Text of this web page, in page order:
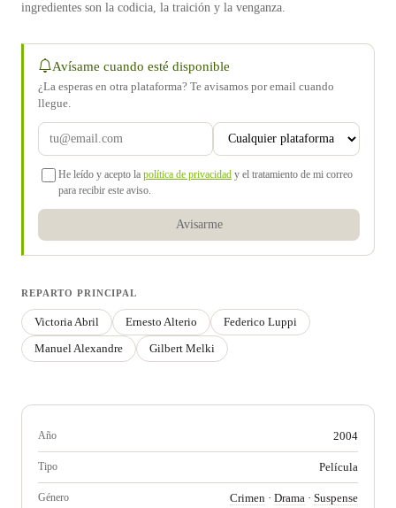
ingredientes son la codicia, la traición y la venganza.
Avísame cuando esté disponible
¿La esperas en otra plataforma? Te avisamos por email cuando
llegue.
He leído y acepto la política de privacidad y el tratamiento de mi correo
para recibir este aviso.
Avisarme
REPARTO PRINCIPAL
Victoria Abril Ernesto Alterio
Federico Luppi
Manuel Alexandre
Gilbert Melki
Año 2004
Tipo Película
Género Crimen · Drama · Suspense